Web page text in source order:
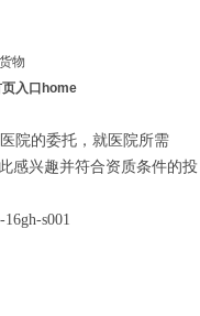
货物
页入口home
院的委托，就医院所需
感兴趣并符合资质条件的投
s001